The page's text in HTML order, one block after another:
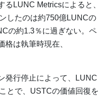
LUNC Metricsによると、
したのは約750億LUNCの
の約1.3％に過ぎない。ペ
格は執筆時現在、
発行停止によって、LUNC
とで、USTCの価値回復を